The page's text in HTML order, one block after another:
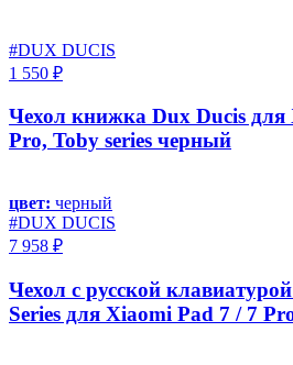
#DUX DUCIS
1 550 ₽
Чехол книжка Dux Ducis для
Pro, Toby series черный
цвет: черный
#DUX DUCIS
7 958 ₽
Чехол с русской
Series для Xiaomi Pad 7 / 7